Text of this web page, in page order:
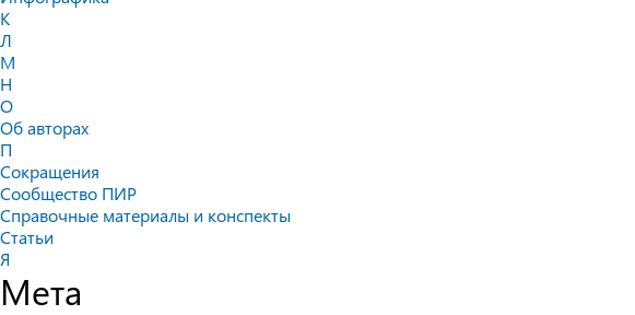
К
Л
М
Н
О
Об авторах
П
Сокращения
Сообщество ПИР
Справочные материалы и конспекты
Статьи
Я
Мета